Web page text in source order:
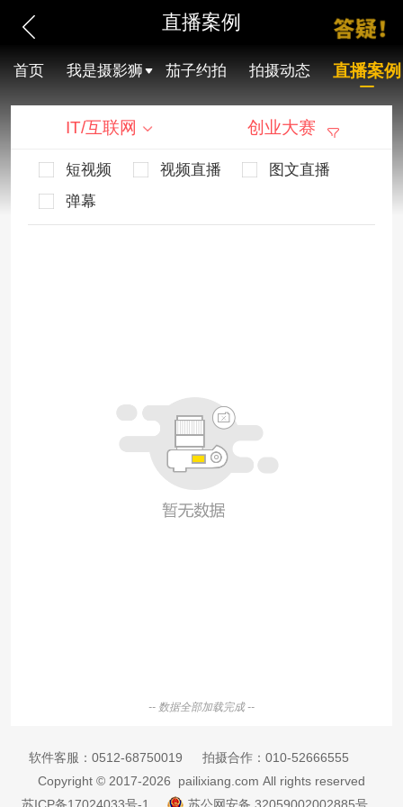
直播案例
首页 我是摄影狮 茄子约拍 拍摄动态 直播案例
IT/互联网 创业大赛
短视频 视频直播
图文直播
弹幕
-- 数据全部加载完成 --
软件客服： 0512-68750019 拍摄合作： 010-52666555
Copyright © 2017-2026 pailixiang.com All rights reserved
苏ICP备17024033号-1
苏公网安备 32059002002885号